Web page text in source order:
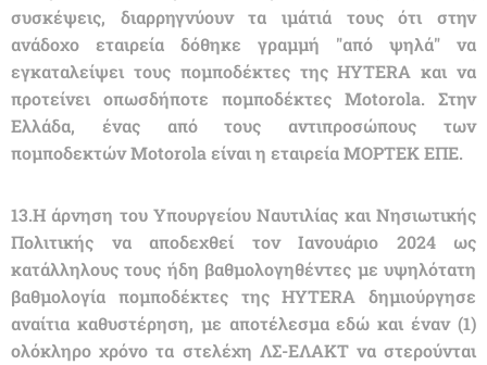
συσκέψεις, διαρρηγνύουν τα ιμάτιά τους ότι στην
ανάδοχο εταιρεία δόθηκε γραμμή "από ψηλά" να
εγκαταλείψει τους πομποδέκτες της HYTERA και να
προτείνει οπωσδήποτε πομποδέκτες Motorola. Στην
Ελλάδα, ένας από τους αντιπροσώπους των
πομποδεκτών Motorola είναι η εταιρεία ΜΟΡΤΕΚ ΕΠΕ.
13.Η άρνηση του Υπουργείου Ναυτιλίας και Νησιωτικής
Πολιτικής να αποδεχθεί τον Ιανουάριο 2024 ως
κατάλληλους τους ήδη βαθμολογηθέντες με υψηλότατη
βαθμολογία πομποδέκτες της HYTERA δημιούργησε
αναίτια καθυστέρηση, με αποτέλεσμα εδώ και έναν (1)
ολόκληρο χρόνο τα στελέχη ΛΣ-ΕΛΑΚΤ να στερούνται